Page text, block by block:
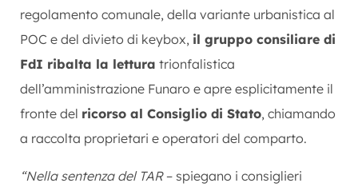
regolamento comunale, della variante urbanistica al
POC e del divieto di keybox, il gruppo consiliare di
FdI ribalta la lettura trionfalistica
dell’amministrazione Funaro e apre esplicitamente il
fronte del ricorso al Consiglio di Stato, chiamando
a raccolta proprietari e operatori del comparto.
“Nella sentenza del TAR– spiegano i consiglieri